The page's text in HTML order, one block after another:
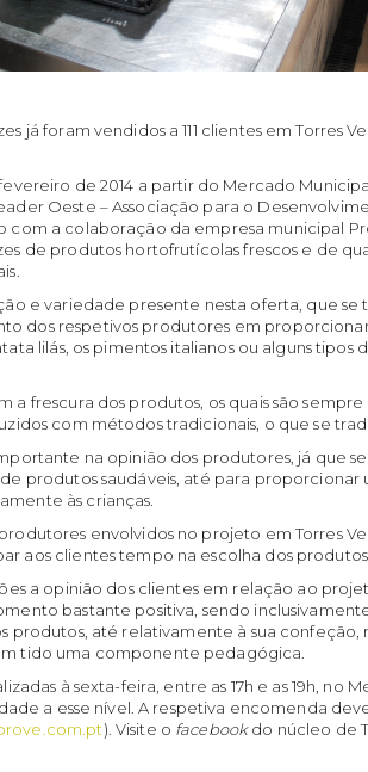
já foram vendidos a 111 clientes em Torres
de 2014 a partir do Mercado
Oeste – Associação para o
com a colaboração da empresa municipal
de produtos hortofrutícolas frescos e de
e variedade presente nesta oferta, que se
dos respetivos produtores em
lilás, os pimentos italianos ou alguns tipos
a frescura dos produtos, os quais são
com métodos tradicionais, o que se
na opinião dos produtores, já que
produtos saudáveis, até para
às crianças.
envolvidos no projeto em Torres
aos clientes tempo na escolha dos
a opinião dos clientes em relação ao
bastante positiva, sendo
produtos, até relativamente à sua confeção,
tido uma componente pedagógica.
à sexta-feira, entre as 17h e as 19h, no
a esse nível. A respetiva encomenda
). Visite o facebookdo núcleo de